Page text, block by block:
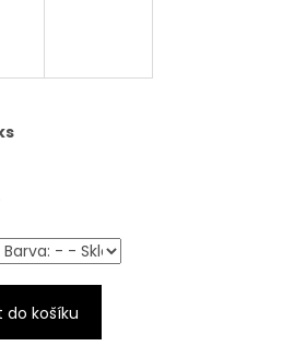
do košíku